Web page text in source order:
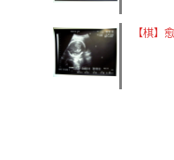
【棋】